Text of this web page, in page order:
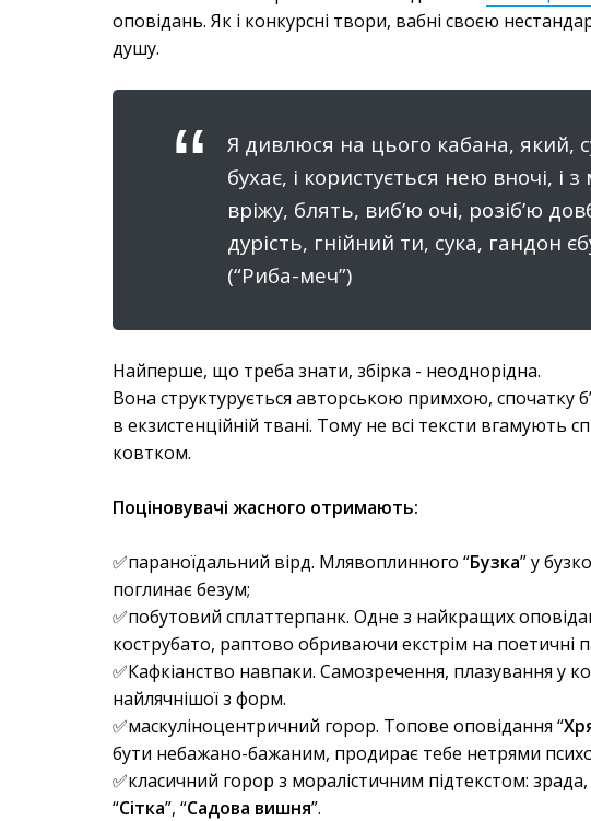
оповідань. Як і конкурсні твори, вабні своєю
душу.
Я дивлюся на цього кабана, який,
бухає, і користується нею вночі, і
вріжу, блять, виб’ю очі, розіб’ю
дурість, гнійний ти, сука, гандон
(“Риба-меч”)
Найперше, що треба знати, збірка - неоднорідна.
Вона структурується авторською примхою, спочатку
в екзистенційній твані. Тому не всі тексти вгамують
ковтком.
Поціновувачі жасного отримають:
✅параноїдальний вірд. Млявоплинного “Бузка” у
поглинає безум;
✅побутовий сплаттерпанк. Одне з найкращих
кострубато, раптово обриваючи екстрім на поетичні
✅Кафкіанство навпаки. Самозречення, плазування у
найлячнішої з форм.
✅маскуліноцентричний горор. Топове оповідання “
бути небажано-бажаним, продирає тебе нетрями
✅класичний горор з моралістичним підтекстом:
“Сітка”, “Садова вишня”.